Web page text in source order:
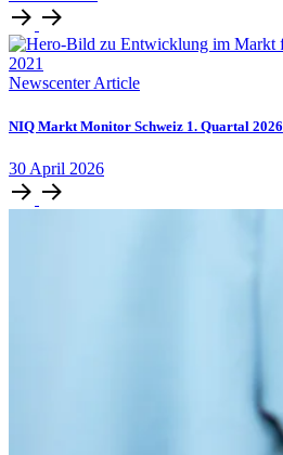
Newscenter Article
NIQ Markt Monitor Schweiz 1. Quartal 2026
30 April 2026